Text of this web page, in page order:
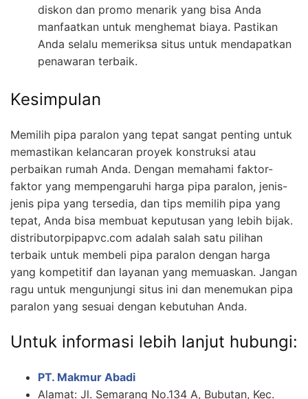
diskon dan promo menarik yang bisa Anda
manfaatkan untuk menghemat biaya. Pastikan
Anda selalu memeriksa situs untuk mendapatkan
penawaran terbaik.
Kesimpulan
Memilih pipa paralon yang tepat sangat penting untuk
memastikan kelancaran proyek konstruksi atau
perbaikan rumah Anda. Dengan memahami faktor-
faktor yang mempengaruhi harga pipa paralon, jenis-
jenis pipa yang tersedia, dan tips memilih pipa yang
tepat, Anda bisa membuat keputusan yang lebih bijak.
distributorpipapvc.com adalah salah satu pilihan
terbaik untuk membeli pipa paralon dengan harga
yang kompetitif dan layanan yang memuaskan. Jangan
ragu untuk mengunjungi situs ini dan menemukan pipa
paralon yang sesuai dengan kebutuhan Anda.
Untuk informasi lebih lanjut hubungi:
PT. Makmur Abadi
Alamat: Jl. Semarang No.134 A, Bubutan, Kec.